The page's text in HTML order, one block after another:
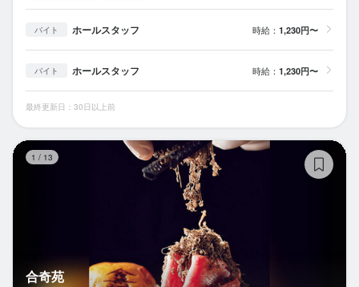
バイト ホールスタッフ 時給： 1,230円〜
バイト ホールスタッフ 時給： 1,230円〜
最終更新日：30日以上前
1 / 13
合奇苑